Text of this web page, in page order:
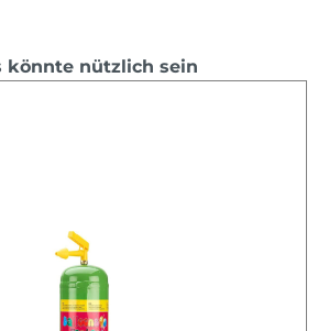
könnte nützlich sein